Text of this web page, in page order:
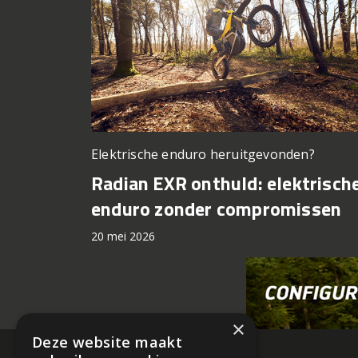
Elektrische enduro heruitgevonden?
Radian EXR onthuld:
enduro zonder compromissen
20 mei 2026
×
Deze website maakt